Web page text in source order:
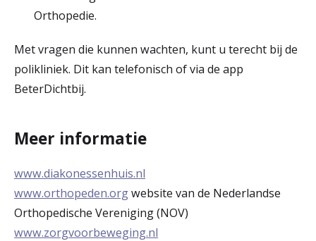
Orthopedie.
Met vragen die kunnen wachten, kunt u terecht bij de
polikliniek. Dit kan telefonisch of via de app
BeterDichtbij.
Meer informatie
www.diakonessenhuis.nl
www.orthopeden.orgwebsite van de Nederlandse
Orthopedische Vereniging (NOV)
www.zorgvoorbeweging.nl